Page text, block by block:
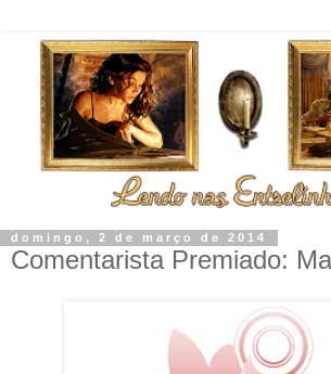
domingo, 2 de março de 2014
Comentarista Premiado: